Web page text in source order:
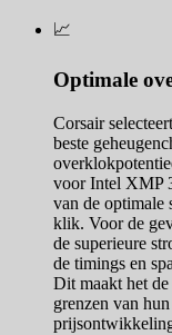
📈
Optimale
Corsair
beste
voor Intel XMP
van de optimale
klik. Voor de
de superieure
de timings en
Dit maakt het
grenzen van